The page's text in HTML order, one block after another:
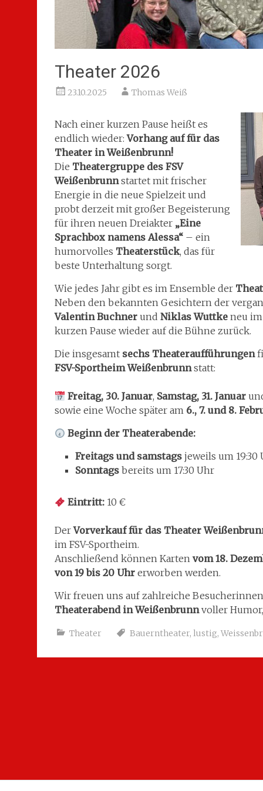
Theater 2026
23.10.2025 Thomas Weiß
Nach einer kurzen Pause heißt es
endlich wieder:Vorhang auf für das
Theater in Weißenbrunn!
Die Theatergruppe des FSV
Weißenbrunnstartet mit frischer
Energie in die neue Spielzeit und
probt derzeit mit großer Begeisterung
für ihren neuen Dreiakter „Eine
Sprachbox namens Alessa“ – ein
humorvolles Theaterstück, das für
beste Unterhaltung sorgt.
Wie jedes Jahr gibt es im Ensemble der
Neben den bekannten Gesichtern der
Valentin Buchner und Niklas Wuttke neu
kurzen Pause wieder auf die Bühne zurück.
Die insgesamt sechs Theateraufführungen
FSV-Sportheim Weißenbrunnstatt:
Freitag, 30. Januar, Samstag, 31. Januar
sowie eine Woche später am 6., 7. und 8.
Beginn der Theaterabende:
Freitags und samstags jeweils um 19:30
Sonntags bereits um 17:30 Uhr
Eintritt: 10 €
DerVorverkauf für das Theater
im FSV-Sportheim.
Anschließend können Karten vom 18.
von 19 bis 20 Uhr erworben werden.
Wir freuen uns auf zahlreiche
Theaterabend in Weißenbrunnvoller
Theater Bauerntheater, lustig,